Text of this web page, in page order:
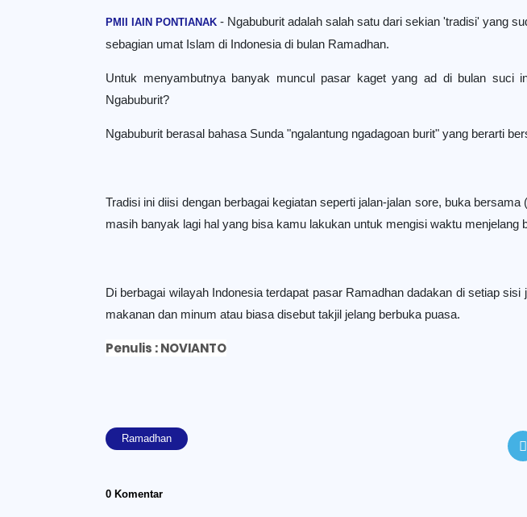
PMII IAIN PONTIANAK - Ngabuburit adalah salah satu dari sekian 'tradisi' yang
sebagian umat Islam di Indonesia di bulan Ramadhan.
Untuk menyambutnya banyak muncul pasar kaget yang ad di bulan suci
Ngabuburit?
Ngabuburit berasal bahasa Sunda "ngalantung ngadagoan burit" yang berarti
Tradisi ini diisi dengan berbagai kegiatan seperti jalan-jalan sore, buka
masih banyak lagi hal yang bisa kamu lakukan untuk mengisi waktu menjelang
Di berbagai wilayah Indonesia terdapat pasar Ramadhan dadakan di setiap sisi
makanan dan minum atau biasa disebut takjil jelang berbuka puasa.
Penulis : NOVIANTO
Ramadhan
0 Komentar